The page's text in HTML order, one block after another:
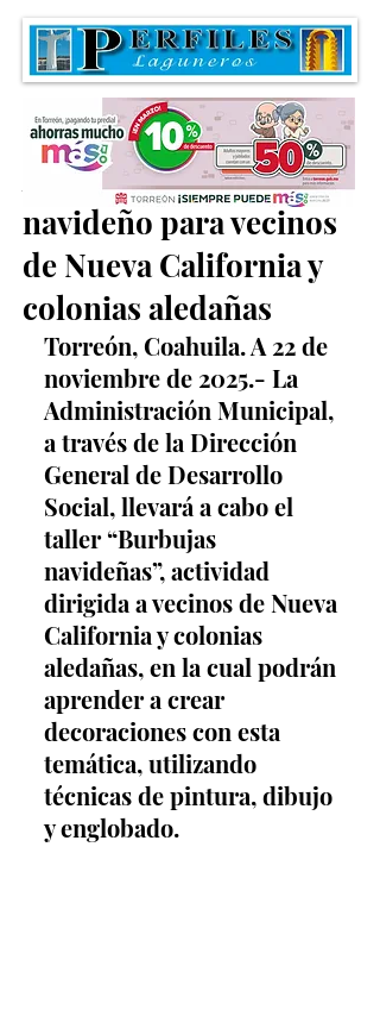
Anuncian taller
navideño para vecinos
de Nueva California y
colonias aledañas
Torreón, Coahuila. A 22 de
noviembre de 2025.- La
Administración Municipal,
a través de la Dirección
General de Desarrollo
Social, llevará a cabo el
taller “Burbujas
navideñas”, actividad
dirigida a vecinos de Nueva
California y colonias
aledañas, en la cual podrán
aprender a crear
decoraciones con esta
temática, utilizando
técnicas de pintura, dibujo
y englobado.